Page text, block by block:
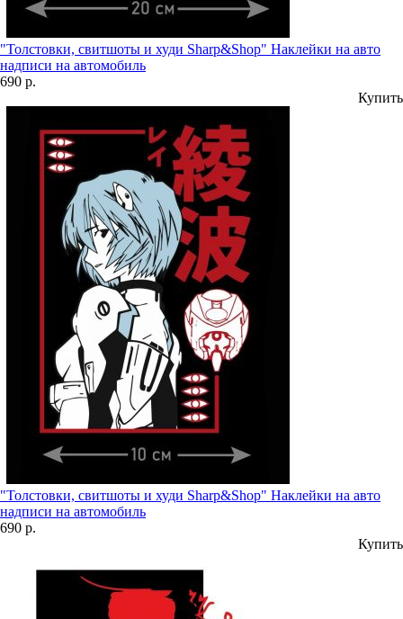
"Толстовки, свитшоты и худи Sharp&Shop" Наклейки на авто
надписи на автомобиль
690 р.
Купить
"Толстовки, свитшоты и худи Sharp&Shop" Наклейки на авто
надписи на автомобиль
690 р.
Купить